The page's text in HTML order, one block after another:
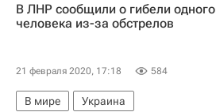
В ЛНР сообщили о гибели одного
человека из-за обстрелов
21 февраля 2020, 17:18 584
В мире
Украина